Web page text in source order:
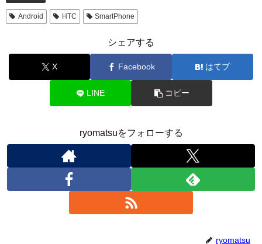
Android HTC SmartPhone
シェアする
X Facebook はてブ
LINE コピー
ryomatsuをフォローする
ryomatsu